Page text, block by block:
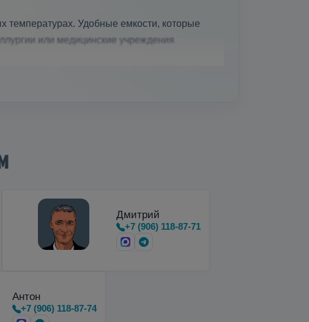
температурах. Удобные емкости, которые
или медицинские учреждения
хранения и…
Дмитрий
+7 (906) 118-87-71
Антон
+7 (906) 118-87-74